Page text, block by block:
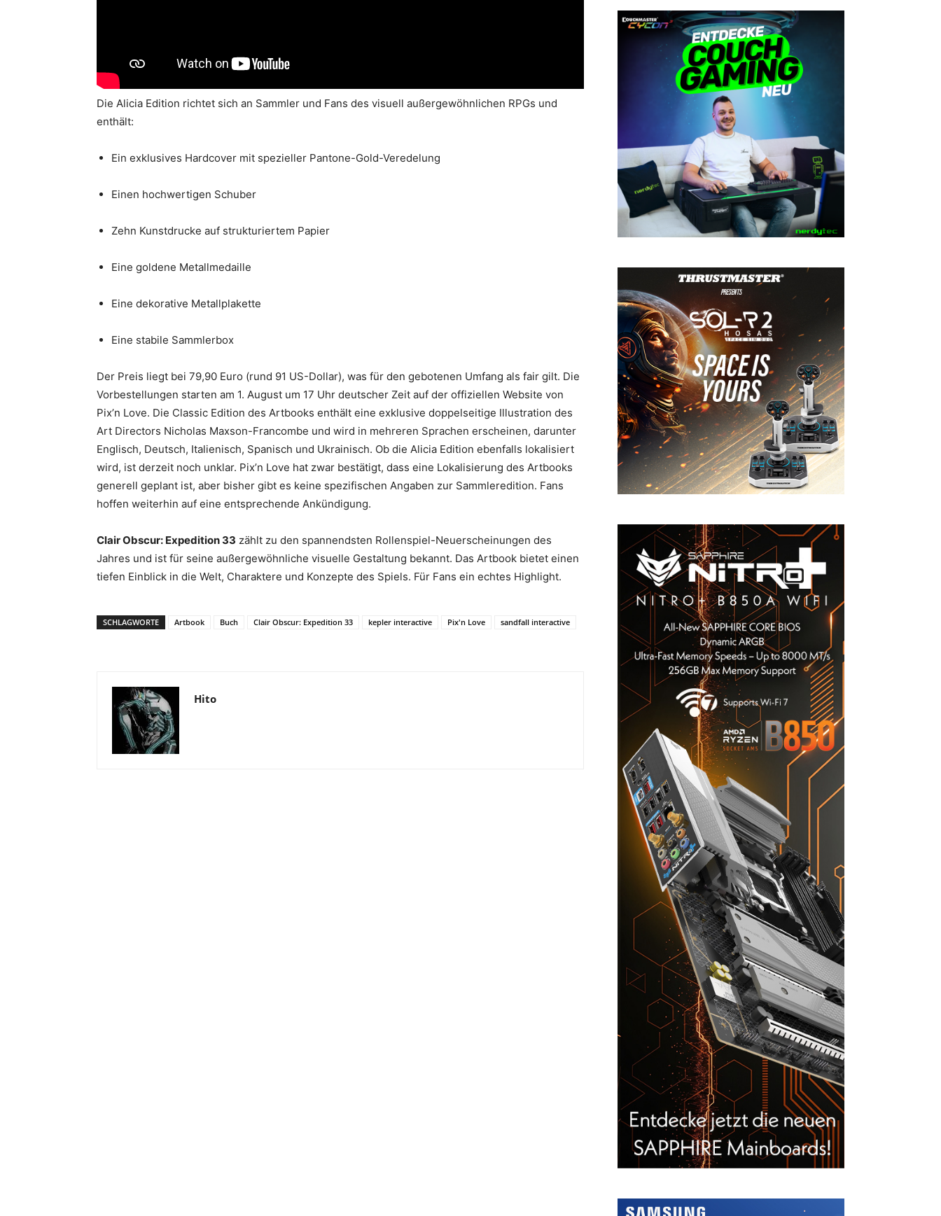
Die Alicia Edition richtet sich an Sammler und Fans des visuell außergewöhnlichen RPGs und
enthält:
Ein exklusives Hardcover mit spezieller Pantone-Gold-Veredelung
Einen hochwertigen Schuber
Zehn Kunstdrucke auf strukturiertem Papier
Eine goldene Metallmedaille
Eine dekorative Metallplakette
Eine stabile Sammlerbox
Der Preis liegt bei 79,90 Euro (rund 91 US-Dollar), was für den gebotenen Umfang als fair gilt. Die
Vorbestellungen starten am 1. August um 17 Uhr deutscher Zeit auf der offiziellen Website von
Pix’n Love. Die Classic Edition des Artbooks enthält eine exklusive doppelseitige Illustration des
Art Directors Nicholas Maxson-Francombe und wird in mehreren Sprachen erscheinen, darunter
Englisch, Deutsch, Italienisch, Spanisch und Ukrainisch. Ob die Alicia Edition ebenfalls lokalisiert
wird, ist derzeit noch unklar. Pix’n Love hat zwar bestätigt, dass eine Lokalisierung des Artbooks
generell geplant ist, aber bisher gibt es keine spezifischen Angaben zur Sammleredition. Fans
hoffen weiterhin auf eine entsprechende Ankündigung.
Clair Obscur: Expedition 33 zählt zu den spannendsten Rollenspiel-Neuerscheinungen des
Jahres und ist für seine außergewöhnliche visuelle Gestaltung bekannt. Das Artbook bietet einen
tiefen Einblick in die Welt, Charaktere und Konzepte des Spiels. Für Fans ein echtes Highlight.
SCHLAGWORTE Artbook Buch Clair Obscur: Expedition 33 kepler interactive Pix'n Love sandfall interactive
Hito